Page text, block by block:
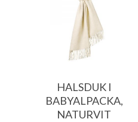
476.00
HALSDUK I
BABYALPACKA,
NATURVIT